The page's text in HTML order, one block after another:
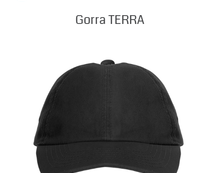
Gorra TERRA